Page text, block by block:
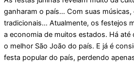
ganharam o país… Com suas
tradicionais… Atualmente, os festejos
a economia de muitos estados. Há até
o melhor São João do país. E já é
festa popular do país, perdendo